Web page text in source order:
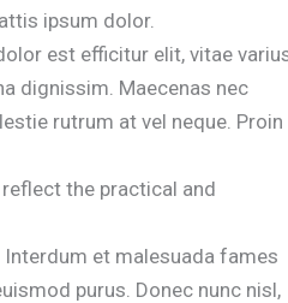
ipsum dolor.
est efficitur elit, vitae
dignissim. Maecenas nec
rutrum at vel neque. Proin
reflect the practical and
et malesuada fames
purus. Donec nunc nisl,